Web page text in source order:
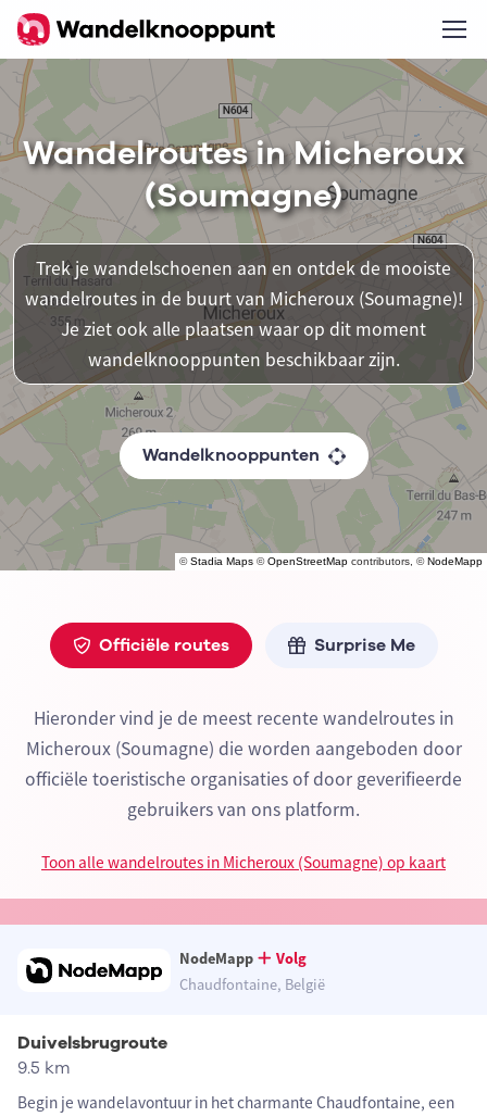
©Stadia Maps ©OpenStreetMap contributors, ©NodeMapp
Wandelroutes in Micheroux
(Soumagne)
Trek je wandelschoenen aan en ontdek de mooiste
wandelroutes in de buurt van Micheroux (Soumagne)!
Je ziet ook alle plaatsen waar op dit moment
wandelknooppunten beschikbaar zijn.
Wandelknooppunten
Officiële routes Surprise Me
Hieronder vind je de meest recente wandelroutes in
Micheroux (Soumagne) die worden aangeboden door
officiële toeristische organisaties of door geverifieerde
gebruikers van ons platform.
Toon alle wandelroutes in Micheroux (Soumagne) op kaart
NodeMapp
Volg
Chaudfontaine, België
Duivelsbrugroute
9.5 km
Begin je wandelavontuur in het charmante Chaudfontaine, een